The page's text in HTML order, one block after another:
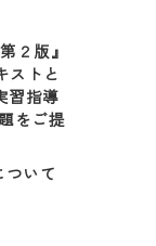
２版』
ストと
習指導
をご提
いて